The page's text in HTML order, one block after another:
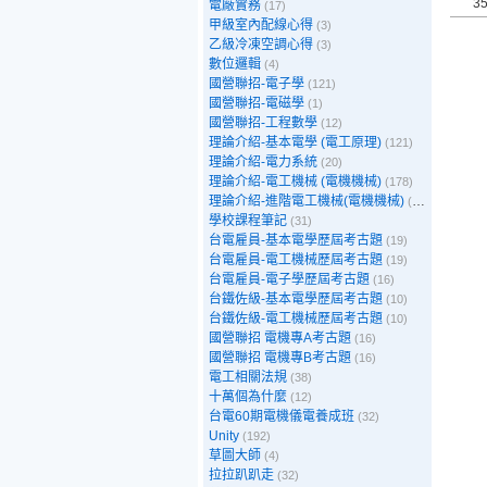
電廠實務 (17)
甲級室內配線心得 (3)
乙級冷凍空調心得 (3)
數位邏輯 (4)
國營聯招-電子學 (121)
國營聯招-電磁學 (1)
國營聯招-工程數學 (12)
理論介紹-基本電學 (電工原理) (121)
理論介紹-電力系統 (20)
理論介紹-電工機械 (電機機械) (178)
理論介紹-進階電工機械(電機機械) (39)
學校課程筆記 (31)
台電雇員-基本電學歷屆考古題 (19)
台電雇員-電工機械歷屆考古題 (19)
台電雇員-電子學歷屆考古題 (16)
台鐵佐級-基本電學歷屆考古題 (10)
台鐵佐級-電工機械歷屆考古題 (10)
國營聯招 電機專A考古題 (16)
國營聯招 電機專B考古題 (16)
電工相關法規 (38)
十萬個為什麼 (12)
台電60期電機儀電養成班 (32)
Unity (192)
草圖大師 (4)
拉拉趴趴走 (32)